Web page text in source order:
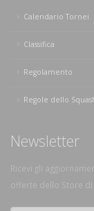
Calendario Tornei
Classifica
Regolamento
Regole dello
Newsletter
Ricevi gli
offerte dello Store